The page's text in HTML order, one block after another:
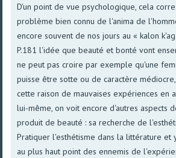
D'un point de vue psychologique, cela
problème bien connu de l'anima de
encore souvent de nos jours au « kalon
P.181 l'idée que beauté et bonté vont
ne peut pas croire par exemple qu'une
puisse être sotte ou de caractère
cette raison de mauvaises expériences en
lui-même, on voit encore d'autres aspects
produit de beauté : sa recherche de
Pratiquer l'esthétisme dans la littérature et
au plus haut point des ennemis de